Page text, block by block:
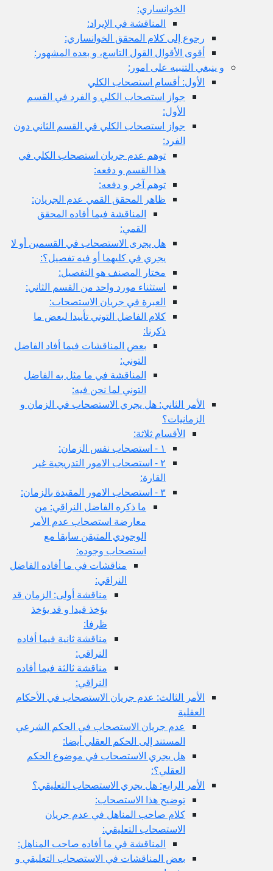
الخوانساري:
المناقشة في الإيراد:
رجوع إلى كلام المحقق الخوانساري:
أقوى الأقوال القول التاسع، و بعده المشهور:
و ينبغي التنبيه على امور:
الأول: أقسام استصحاب الكلي
جواز استصحاب الكلي و الفرد في القسم
الأول:
جواز استصحاب الكلي في القسم الثاني دون
الفرد:
توهم عدم جريان استصحاب الكلي في
هذا القسم و دفعه:
توهم آخر و دفعه:
ظاهر المحقق القمي عدم الجريان:
المناقشة فيما أفاده المحقق
القمي:
هل يجرى الاستصحاب في القسمين أو لا
يجري في كليهما أو فيه تفصيل؟:
مختار المصنف هو التفصيل:
استثناء مورد واحد من القسم الثاني:
العبرة في جريان الاستصحاب:
كلام الفاضل التوني تأييدا لبعض ما
ذكرنا:
بعض المناقشات فيما أفاد الفاضل
التوني:
المناقشة في ما مثل به الفاضل
التوني لما نحن فيه:
الأمر الثاني: هل يجري الاستصحاب في الزمان و
الزمانيات؟
الأقسام ثلاثة:
١ - استصحاب نفس الزمان:
٢ - استصحاب الامور التدريجية غير
القارة:
٣ - استصحاب الامور المقيدة بالزمان:
ما ذكره الفاضل النراقي: من
معارضة استصحاب عدم الأمر
الوجودي المتيقن سابقا مع
استصحاب وجوده:
مناقشات في ما أفاده الفاضل
النراقي:
مناقشة أولى: الزمان قد
يؤخذ قيدا و قد يؤخذ
ظرفا:
مناقشة ثانية فيما أفاده
النراقي:
مناقشة ثالثة فيما أفاده
النراقي:
الأمر الثالث: عدم جريان الاستصحاب في الأحكام
العقلية
عدم جريان الاستصحاب في الحكم الشرعي
المستند إلى الحكم العقلي أيضا:
هل يجري الاستصحاب في موضوع الحكم
العقلي؟:
الأمر الرابع: هل يجري الاستصحاب التعليقي؟
توضيح هذا الاستصحاب:
كلام صاحب المناهل في عدم جريان
الاستصحاب التعليقي:
المناقشة في ما أفاده صاحب المناهل:
بعض المناقشات في الاستصحاب التعليقي و